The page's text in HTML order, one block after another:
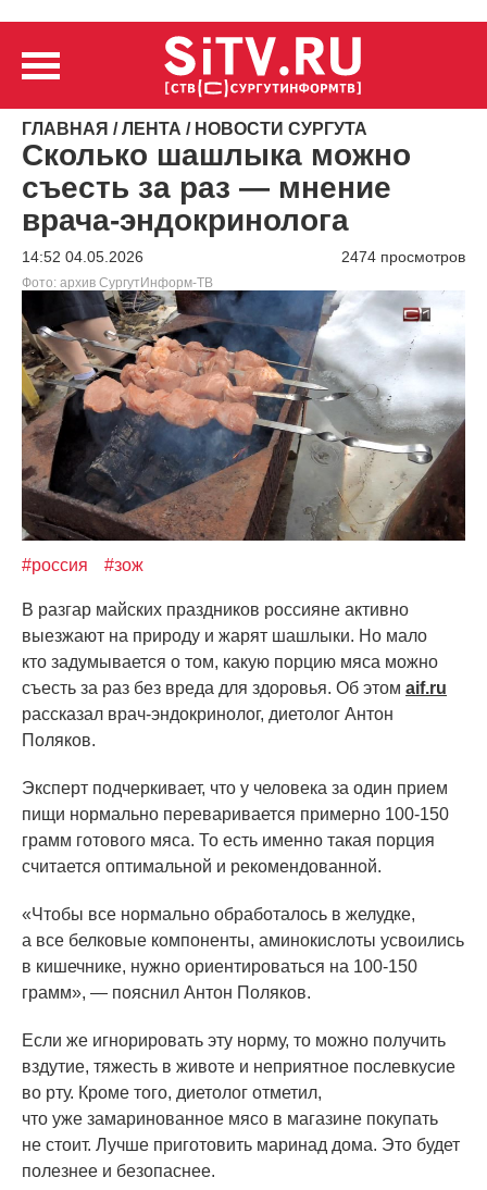
ГЛАВНАЯ /ЛЕНТА / НОВОСТИ СУРГУТА
Сколько шашлыка можно
съесть за раз — мнение
врача-эндокринолога
14:52 04.05.2026 2474 просмотров
Фото: архив СургутИнформ-ТВ
#россия #зож
В разгар майских праздников россияне активно
выезжают на природу и жарят шашлыки. Но мало
кто задумывается о том, какую порцию мяса можно
съесть за раз без вреда для здоровья. Об этом aif.ru
рассказал врач-эндокринолог, диетолог Антон
Поляков.
Эксперт подчеркивает, что у человека за один прием
пищи нормально переваривается примерно 100-150
грамм готового мяса. То есть именно такая порция
считается оптимальной и рекомендованной.
«Чтобы все нормально обработалось в желудке,
а все белковые компоненты, аминокислоты усвоились
в кишечнике, нужно ориентироваться на 100-150
грамм», — пояснил Антон Поляков.
Если же игнорировать эту норму, то можно получить
вздутие, тяжесть в животе и неприятное послевкусие
во рту. Кроме того, диетолог отметил,
что уже замаринованное мясо в магазине покупать
не стоит. Лучше приготовить маринад дома. Это будет
полезнее и безопаснее.